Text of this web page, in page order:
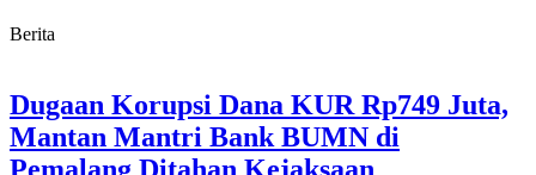
Berita
Dugaan Korupsi Dana KUR Rp749 Juta,
Mantan Mantri Bank BUMN di